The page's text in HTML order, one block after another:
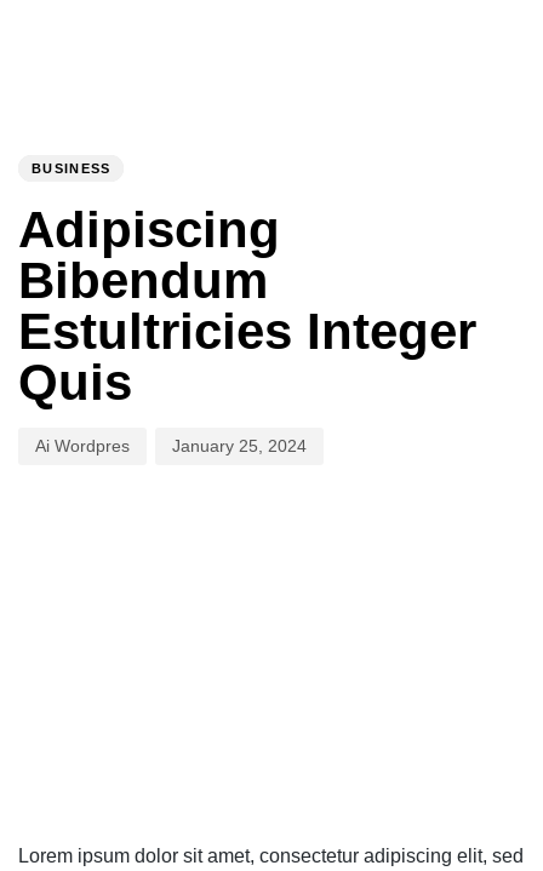
BUSINESS
Adipiscing
Bibendum
Estultricies Integer
Quis
Ai Wordpres January 25, 2024
Lorem ipsum dolor sit amet, consectetur adipiscing elit, sed